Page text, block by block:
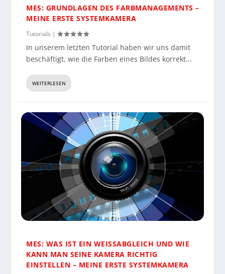
MES: GRUNDLAGEN DES FARBMANAGEMENTS –
MEINE ERSTE SYSTEMKAMERA
Tutorials |
In unserem letzten Tutorial haben wir uns damit
beschäftigt, wie die Farben eines Bildes korrekt...
WEITERLESEN
MES: WAS IST EIN WEISSABGLEICH UND WIE K
ANN MAN SEINE KAMERA RICHTIG E
INSTELLEN – MEINE ERSTE SYSTEMKAMERA